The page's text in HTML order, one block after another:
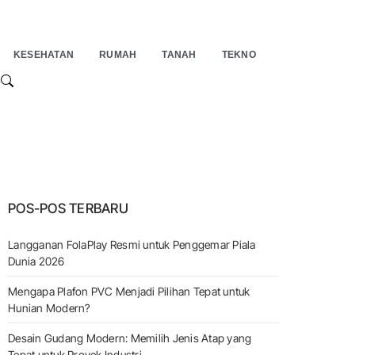
KESEHATAN RUMAH TANAH TEKNO
SEARCH
POS-POS TERBARU
Langganan FolaPlay Resmi untuk Penggemar Piala
Dunia 2026
Mengapa Plafon PVC Menjadi Pilihan Tepat untuk
Hunian Modern?
Desain Gudang Modern: Memilih Jenis Atap yang